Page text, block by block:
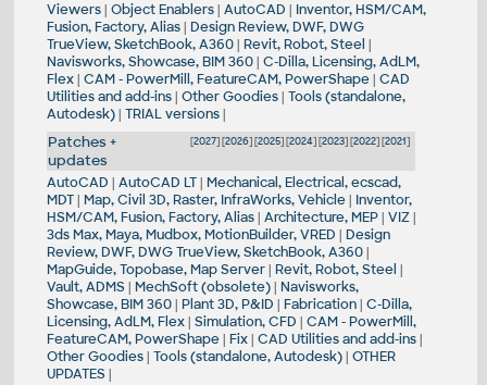
Viewers| Object Enablers| AutoCAD | Inventor, HSM/CAM,
Fusion, Factory, Alias| Design Review, DWF, DWG
TrueView, SketchBook, A360| Revit, Robot, Steel |
Navisworks, Showcase, BIM 360| C-Dilla, Licensing, AdLM,
Flex| CAM - PowerMill, FeatureCAM, PowerShape| CAD
Utilities and add-ins| Other Goodies| Tools (standalone,
Autodesk)| TRIAL versions|
[2027] [2026] [2025] [2024] [2023] [2022] [2021]
Patches +
updates
AutoCAD | AutoCAD LT| Mechanical, Electrical, ecscad,
MDT| Map, Civil 3D, Raster, InfraWorks, Vehicle| Inventor,
HSM/CAM, Fusion, Factory, Alias| Architecture, MEP| VIZ|
3ds Max, Maya, Mudbox, MotionBuilder, VRED | Design
Review, DWF, DWG TrueView, SketchBook, A360|
MapGuide, Topobase, Map Server| Revit, Robot, Steel |
Vault, ADMS | MechSoft (obsolete)| Navisworks,
Showcase, BIM 360| Plant 3D, P&ID | Fabrication| C-Dilla,
Licensing, AdLM, Flex| Simulation, CFD | CAM - PowerMill,
FeatureCAM, PowerShape| Fix| CAD Utilities and add-ins|
Other Goodies| Tools (standalone, Autodesk)| OTHER
UPDATES |